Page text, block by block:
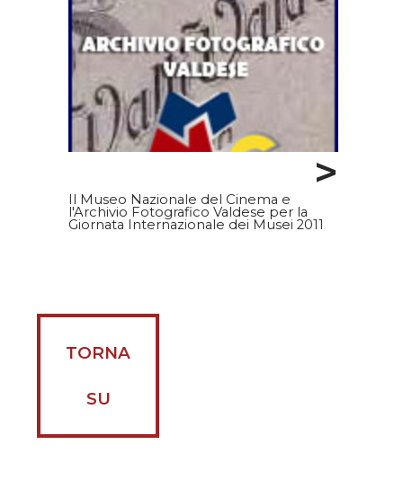
>
Il Museo Nazionale del Cinema e
l'Archivio Fotografico Valdese per la
Giornata Internazionale dei Musei 2011
TORNA
SU